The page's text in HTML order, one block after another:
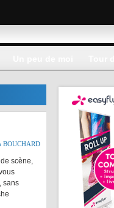
BOUCHARD
scène,
sans